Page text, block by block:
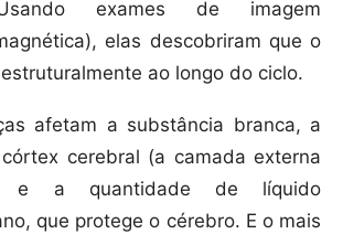
exames de imagem
elas descobriram que o
ao longo do ciclo.
afetam a substância branca, a
cerebral (a camada externa
e a quantidade de líquido
que protege o cérebro. E o mais